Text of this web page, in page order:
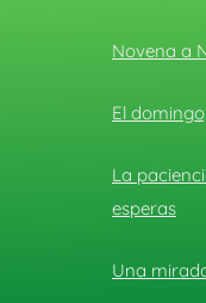
Novena a
El
La
esperas
Una